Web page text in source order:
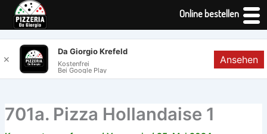
Inhalt
springen
701a. Pizza Hollandaise 1
Online bestellen
✕
Da Giorgio Krefeld
Kostenfrei
Bei Google Play
Ansehen